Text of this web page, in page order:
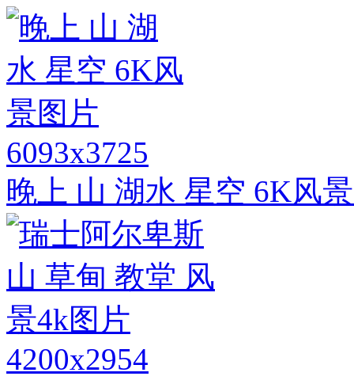
6093x3725
晚上 山 湖水 星空 6K风
4200x2954